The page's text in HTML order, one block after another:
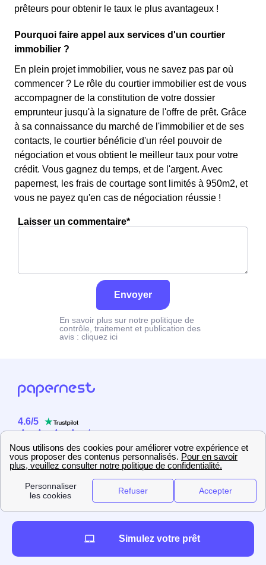
prêteurs pour obtenir le taux le plus avantageux !
Pourquoi faire appel aux services d'un courtier
immobilier ?
En plein projet immobilier, vous ne savez pas par où
commencer ? Le rôle du courtier immobilier est de vous
accompagner de la constitution de votre dossier
emprunteur jusqu'à la signature de l'offre de prêt. Grâce
à sa connaissance du marché de l'immobilier et de ses
contacts, le courtier bénéficie d'un réel pouvoir de
négociation et vous obtient le meilleur taux pour votre
crédit. Vous gagnez du temps, et de l'argent. Avec
papernest, les frais de courtage sont limités à 950m2, et
vous ne payez qu'en cas de négociation réussie !
Laisser un commentaire*
Envoyer
En savoir plus sur notre politique de
contrôle, traitement et publication des
avis : cliquez ici
4.6/5
2358 utilisateurs
Simulez votre prêt